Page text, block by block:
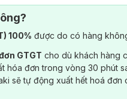
100% được do có hàng
GTGT cho dù khách hàng
hóa đơn trong vòng 30 phút
sẽ tự động xuất hết hoá